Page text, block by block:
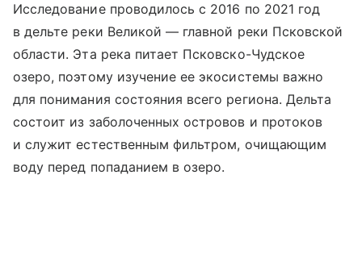
Исследование проводилось с 2016 по 2021 год
в дельте реки Великой — главной реки Псковской
области. Эта река питает Псковско-Чудское
озеро, поэтому изучение ее экосистемы важно
для понимания состояния всего региона. Дельта
состоит из заболоченных островов и протоков
и служит естественным фильтром, очищающим
воду перед попаданием в озеро.